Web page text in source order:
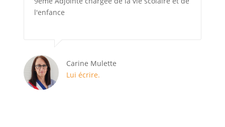
l'enfance
Carine Mulette
Lui écrire.